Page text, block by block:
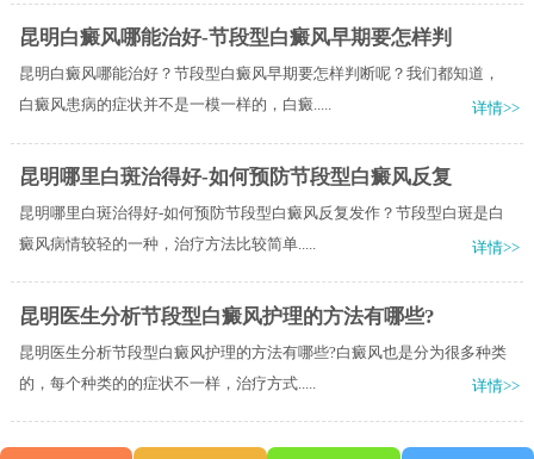
昆明白癜风哪能治好-节段型白癜风早期要怎样判
昆明白癜风哪能治好？节段型白癜风早期要怎样判断呢？我们都知道，
白癜风患病的症状并不是一模一样的，白癜.....
详情>>
昆明哪里白斑治得好-如何预防节段型白癜风反复
昆明哪里白斑治得好-如何预防节段型白癜风反复发作？节段型白斑是白
癜风病情较轻的一种，治疗方法比较简单.....
详情>>
昆明医生分析节段型白癜风护理的方法有哪些?
昆明医生分析节段型白癜风护理的方法有哪些?白癜风也是分为很多种类
的，每个种类的的症状不一样，治疗方式.....
详情>>